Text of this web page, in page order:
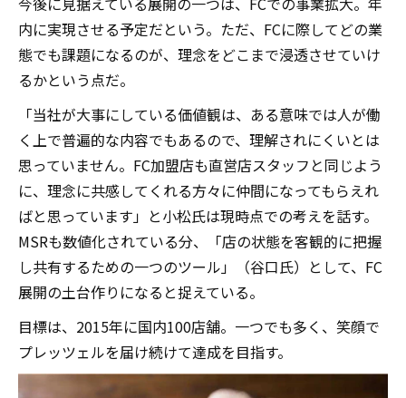
内に実現させる予定だという。ただ、FCに際してどの業
態でも課題になるのが、理念をどこまで浸透させていけ
るかという点だ。
「当社が大事にしている価値観は、ある意味では人が働
く上で普遍的な内容でもあるので、理解されにくいとは
思っていません。FC加盟店も直営店スタッフと同じよう
に、理念に共感してくれる方々に仲間になってもらえれ
ばと思っています」と小松氏は現時点での考えを話す。
MSRも数値化されている分、「店の状態を客観的に把握
し共有するための一つのツール」（谷口氏）として、FC
展開の土台作りになると捉えている。
目標は、2015年に国内100店舗。一つでも多く、笑顔で
プレッツェルを届け続けて達成を目指す。